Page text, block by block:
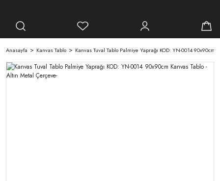
Anasayfa Kanvas Tablo Kanvas Tuval Tablo Palmiye Yaprağı KOD: YN-0014 90x90cm